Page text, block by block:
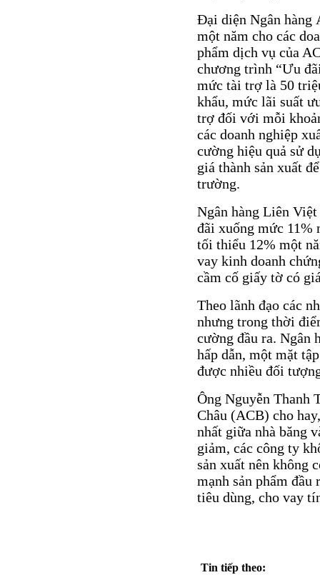
Đại diện Ngân hàng
một năm cho các
phẩm dịch vụ của
chương trình “Ưu
mức tài trợ là 50
khẩu, mức lãi suất
trợ đối với mỗi
các doanh nghiệp
cường hiệu quả sử
giá thành sản xuất
trường.
Ngân hàng Liên
đãi xuống mức 11%
tối thiểu 12% một
vay kinh doanh
cầm cố giấy tờ có
Theo lãnh đạo các
nhưng trong thời
cường đầu ra. Ngân
hấp dẫn, một mặt
được nhiều đối
Ông Nguyễn Thanh
Châu (ACB) cho
nhất giữa nhà băng
giảm, các công ty
sản xuất nên không
mạnh sản phẩm đầu
tiêu dùng, cho vay
Tin tiếp theo: